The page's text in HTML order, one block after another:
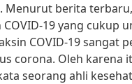
Menurut berita
COVID-19 yang cukup
COVID-19
corona. Oleh karena
seorang ahli